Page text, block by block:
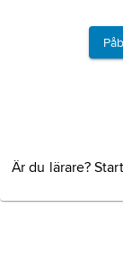
Är du lärare?